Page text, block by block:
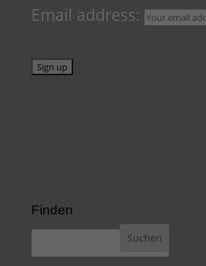
Email address:
Finden